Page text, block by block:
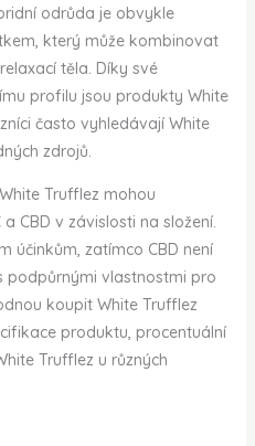
odrůda je obvykle
který může kombinovat
těla. Díky své
profilu jsou produkty White
často vyhledávají White
zdrojů.
Trufflez mohou
CBD v závislosti na složení.
účinkům, zatímco CBD není
podpůrnými vlastnostmi pro
koupit White Trufflez
produktu, procentuální
Trufflez u různých